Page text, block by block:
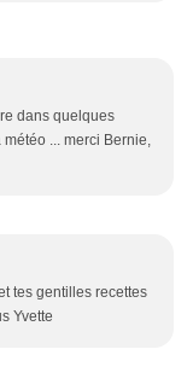
dans quelques
... merci Bernie,
tes gentilles recettes
Yvette